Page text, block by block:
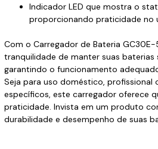
Indicador LED que mostra o
proporcionando praticidade no
Com o Carregador de Bateria GC30E-
tranquilidade de manter suas baterias
garantindo o funcionamento
Seja para uso doméstico, profissional
específicos, este carregador oferece
praticidade. Invista em um produto
durabilidade e desempenho de suas